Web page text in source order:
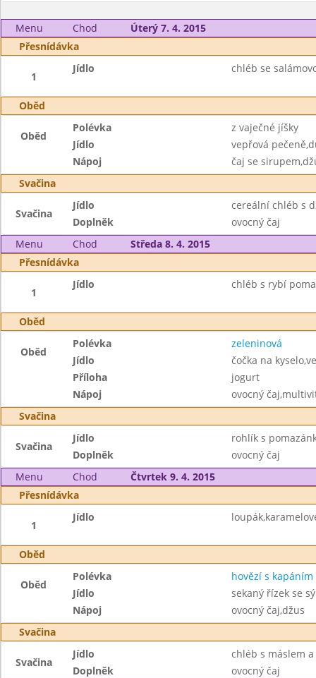
Menu Chod
Úterý 7. 4. 2015
Přesnídávka
1
Jídlo chléb se
Oběd
Oběd
Polévka
z vaječné jíšky
Jídlo
vepřová
Nápoj
čaj se
Svačina
Svačina
Jídlo
cereální chléb s
Doplněk
ovocný čaj
Menu
Chod
Středa 8. 4. 2015
Přesnídávka
1
Jídlo chléb s rybí
Oběd
Oběd
Polévka
zeleninová
Jídlo
čočka na
Příloha
jogurt
Nápoj
ovocný
Svačina
Svačina
Jídlo
rohlík s
Doplněk
ovocný čaj
Menu
Chod
Čtvrtek 9. 4. 2015
Přesnídávka
1
Jídlo
Oběd
Oběd
Polévka
hovězí s kapáním
Jídlo
sekaný řízek se
Nápoj
ovocný čaj,džus
Svačina
Svačina
Jídlo
chléb s máslem a
Doplněk
ovocný čaj